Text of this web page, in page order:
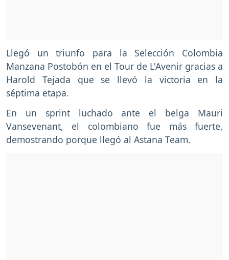
Llegó un triunfo para la Selección Colombia
Manzana Postobón en el Tour de L'Avenir gracias a
Harold Tejada que se llevó la victoria en la
séptima etapa.
En un sprint luchado ante el belga Mauri
Vansevenant, el colombiano fue más fuerte,
demostrando porque llegó al Astana Team.